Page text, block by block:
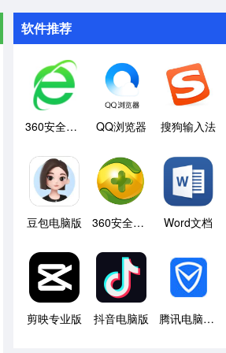
软件推荐
360安全浏览器 QQ浏览器 搜狗输入法
豆包电脑版 360安全卫士 Word文档
剪映专业版 抖音电脑版 腾讯电脑管家